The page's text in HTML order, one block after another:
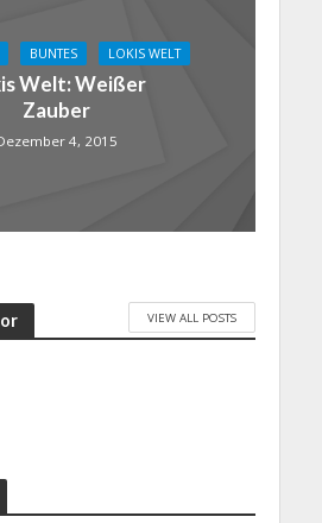
BUNTES LOKIS WELT
Welt: Weißer
Zauber
4, 2015
VIEW ALL POSTS